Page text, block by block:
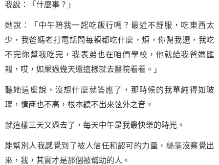
我說：「什麼事？」
她說：「中午陪我一起吃飯行嗎？最近不舒服，吃東西太
少，我爸媽老打電話問每頓都吃什麼，煩，你幫我選，我吃
不完你幫我吃完，我表弟也在咱們學校，他就給我爸媽匯
報，哎，如果過幾天還這樣就去醫院看看。」
聽她這麼說，沒想什麼就答應了，那時候的我單純得如玻
璃，情商也不高，根本聽不出來弦外之音。
就這樣三天又過去了，每天中午是我最快樂的時光。
能幫別人我感覺到了被人信任和認可的力量，絲毫沒察覺出
來，我，其實才是那個被幫助的人。